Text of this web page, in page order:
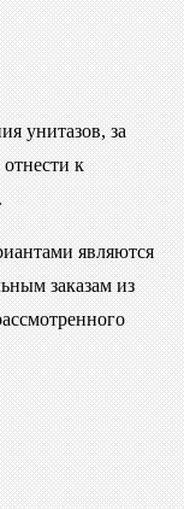
унитазов, за
к
являются
заказам из